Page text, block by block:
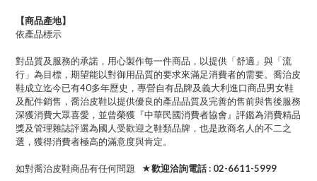
【商品產地】
依產品標示
對品質及服務的承諾，用心製作每一件商品，以提供「舒適」與「流
行」為目標，期望能以對御用品質的要求來滿足消費者的需要。喬治皮
鞋成立迄今已有40多年歷史，專營自有品牌及義大利進口商品男女鞋
及配件銷售，喬治皮鞋以提供優良的產品品質及完善的售前與售後服務
深獲消費大眾喜愛，並曾榮獲『中華民國消費者協會』評鑑為消費精品
獎及管理雜誌評選為國人受歡迎之鞋類品牌，也是政商名人的不二之
選，獲得消費者極高的滿意度與肯定。
如對喬治皮鞋商品有任何問題 ★歡迎洽詢電話 : 02-6611-5999